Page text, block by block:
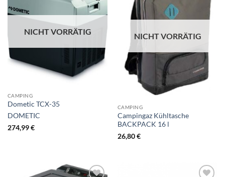
NICHT VORRÄTIG
CAMPING
Dometic TCX-35
DOMETIC
274,99€
NICHT VORRÄTIG
CAMPING
Campingaz Kühltasche
BACKPACK 16 l
26,80€